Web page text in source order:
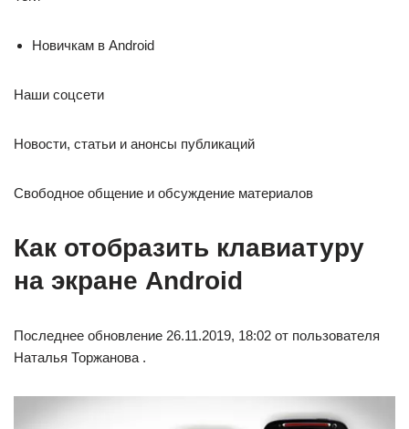
Новичкам в Android
Наши соцсети
Новости, статьи и анонсы публикаций
Свободное общение и обсуждение материалов
Как отобразить клавиатуру
на экране Android
Последнее обновление 26.11.2019, 18:02 от пользователя
Наталья Торжанова .